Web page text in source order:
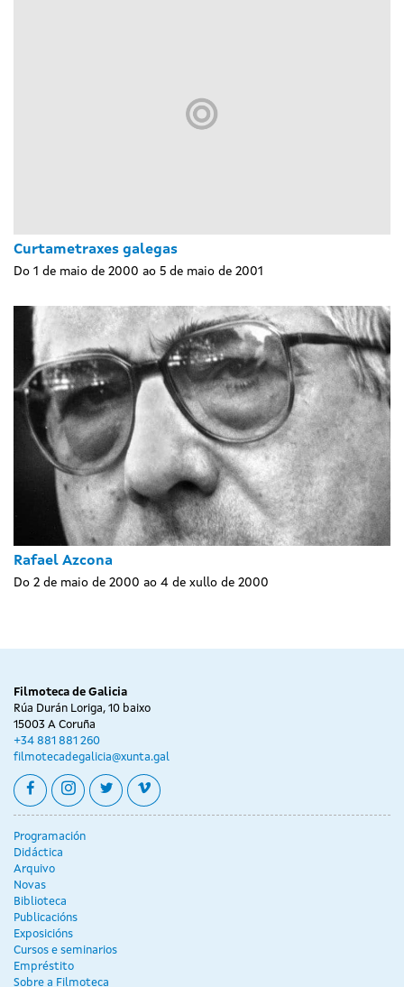
Curtametraxes galegas
Do 1 de maio de 2000 ao 5 de maio de 2001
Rafael Azcona
Do 2 de maio de 2000 ao 4 de xullo de 2000
Filmoteca de Galicia
Rúa Durán Loriga, 10 baixo
15003 A Coruña
+34 881 881 260
filmotecadegalicia@xunta.gal
facebookinstagram
twittervimeo
Programación
Didáctica
Arquivo
Novas
Biblioteca
Publicacións
Exposicións
Cursos e seminarios
Empréstito
Sobre a Filmoteca